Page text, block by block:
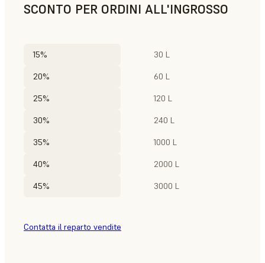
SCONTO PER ORDINI ALL'INGROSSO
15% 30 L
20% 60 L
25% 120 L
30% 240 L
35% 1000 L
40% 2000 L
45% 3000 L
Contatta il reparto vendite